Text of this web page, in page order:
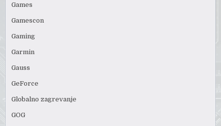
Games
Gamescon
Gaming
Garmin
Gauss
GeForce
Globalno zagrevanje
GOG